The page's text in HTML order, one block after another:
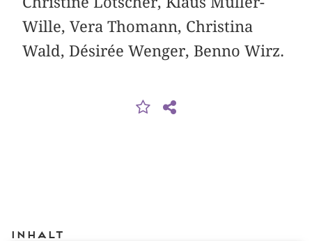
Wille, Vera Thomann, Christina
Wald, Désirée Wenger, Benno Wirz.
Inhalt